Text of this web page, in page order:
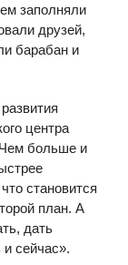
заполняли
друзей,
барабан и
центра
больше и
становится
план. А
дать
сейчас».